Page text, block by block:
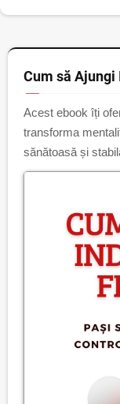
Cum să
Acest ebook îți
transforma
sănătoasă și